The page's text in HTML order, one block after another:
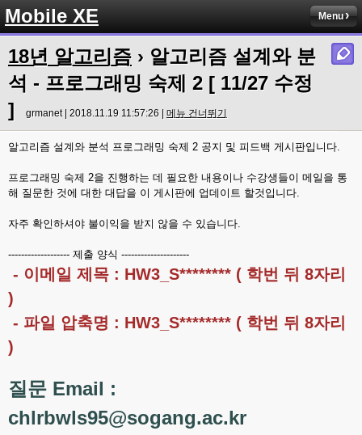
Mobile XE Menu
18년 알고리즘 › 알고리즘 설계와 분
석 - 프로그래밍 숙제 2 [ 11/27 수정
]
grmanet | 2018.11.19 11:57:26 | 메뉴 건너뛰기
알고리즘 설계와 분석 프로그래밍 숙제 2 공지 및 피드백 게시판입니다.
프로그래밍 숙제 2을 진행하는 데 필요한 내용이나 수강생들이 메일을 통
해 질문한 것에 대한 대답을 이 게시판에 업데이트 할것입니다.
자주 확인하셔야 불이익을 받지 않을 수 있습니다.
------------------- 제출 양식 ---------------------
- 이메일 제목 : HW3_S******** ( 학번 뒤 8자리
)
- 파일 압축명 : HW3_S******** ( 학번 뒤 8자리
)
질문 Email :
chlrbwls95@sogang.ac.kr